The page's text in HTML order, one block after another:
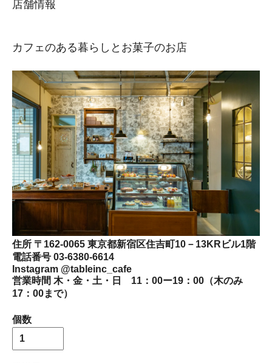
店舗情報
カフェのある暮らしとお菓子のお店
住所 〒162-0065 東京都新宿区住吉町10－13KRビル1階
電話番号 03-6380-6614
Instagram @tableinc_cafe
営業時間 木・金・土・日 11：00ー19：00（木のみ
17：00まで）
個数